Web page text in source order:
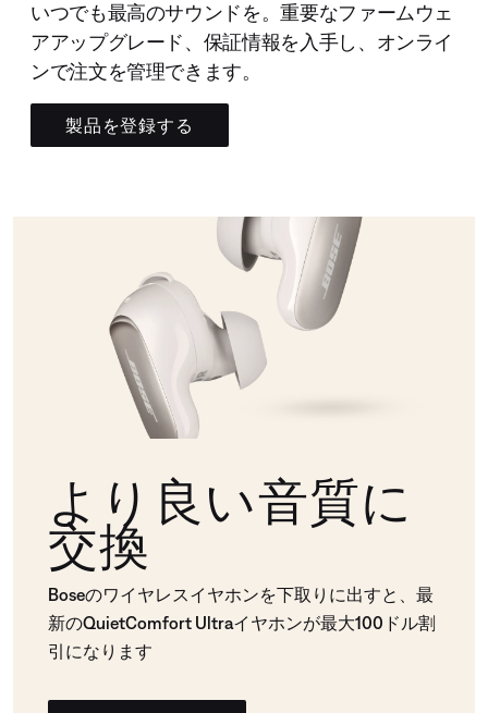
いつでも最高のサウンドを。重要なファームウェ
アアップグレード、保証情報を入手し、オンライ
ンで注文を管理できます。
製品を登録する
より良い音質に
交換
Boseのワイヤレスイヤホンを下取りに出すと、最
新のQuietComfort Ultraイヤホンが最大100ドル割
引になります